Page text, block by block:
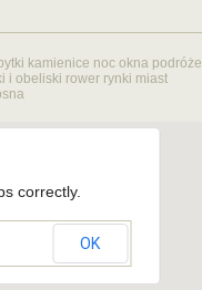
kamienice noc okna podróże
i obeliski rower rynki miast
correctly.
OK